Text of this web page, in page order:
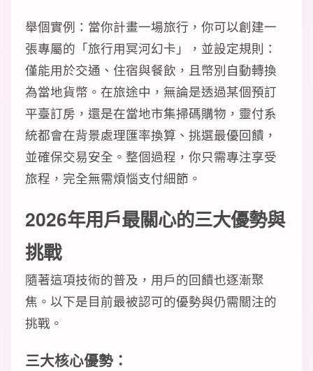
舉個實例：當你計畫一場旅行，你可以創建一
張專屬的「旅行用冥河幻卡」，並設定規則：
僅能用於交通、住宿與餐飲，且幣別自動轉換
為當地貨幣。在旅途中，無論是透過某個預訂
平臺訂房，還是在當地市集掃碼購物，靈付系
統都會在背景處理匯率換算、挑選最優回饋，
並確保交易安全。整個過程，你只需專注享受
旅程，完全無需煩惱支付細節。
2026年用戶最關心的三大優勢與
挑戰
隨著這項技術的普及，用戶的回饋也逐漸聚
焦。以下是目前最被認可的優勢與仍需關注的
挑戰。
三大核心優勢：